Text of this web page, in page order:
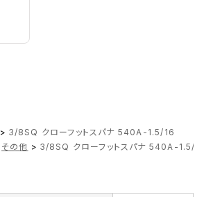
> 3/8SQ クローフットスパナ 540A-1.5/16
その他 > 3/8SQ クローフットスパナ 540A-1.5/